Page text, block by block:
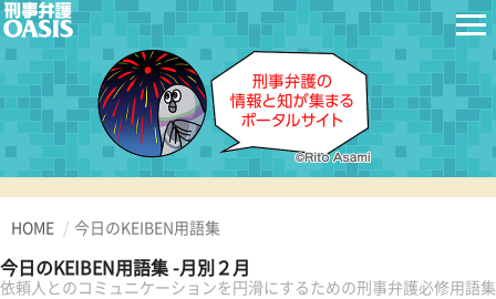
HOME 今日のKEIBEN用語集
今日のKEIBEN用語集 -月別２月
依頼人とのコミュニケーションを円滑にするための刑事弁護必修用語集